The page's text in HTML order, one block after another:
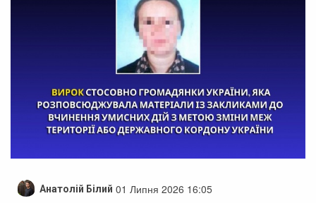
Анатолій Білий 01 Липня 2026 16:05